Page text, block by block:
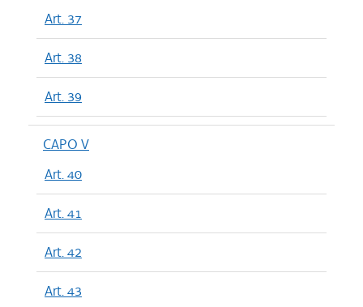
Art. 37
Art. 38
Art. 39
CAPO V
Art. 40
Art. 41
Art. 42
Art. 43